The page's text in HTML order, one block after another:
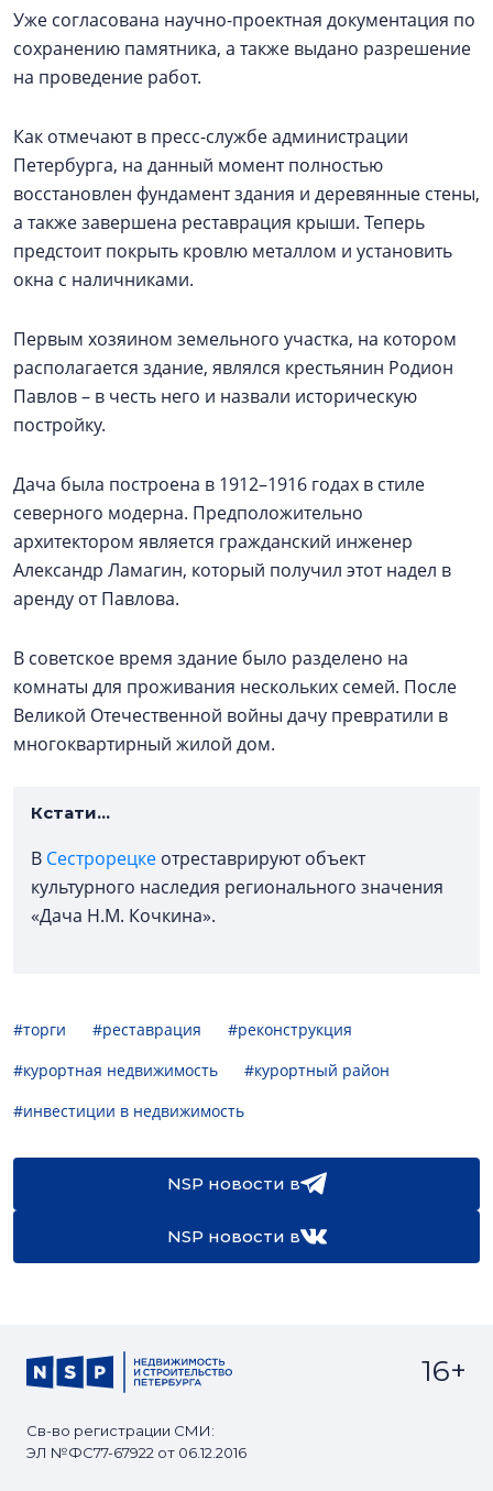
Уже согласована научно-проектная документация по
сохранению памятника, а также выдано разрешение
на проведение работ.
Как отмечают в пресс-службе администрации
Петербурга, на данный момент полностью
восстановлен фундамент здания и деревянные стены,
а также завершена реставрация крыши. Теперь
предстоит покрыть кровлю металлом и установить
окна с наличниками.
Первым хозяином земельного участка, на котором
располагается здание, являлся крестьянин Родион
Павлов – в честь него и назвали историческую
постройку.
Дача была построена в 1912–1916 годах в стиле
северного модерна. Предположительно
архитектором является гражданский инженер
Александр Ламагин, который получил этот надел в
аренду от Павлова.
В советское время здание было разделено на
комнаты для проживания нескольких семей. После
Великой Отечественной войны дачу превратили в
многоквартирный жилой дом.
Кстати...
В Сестрорецке отреставрируют объект
культурного наследия регионального значения
«Дача Н.М. Кочкина».
#торги #реставрация
#реконструкция
#курортная недвижимость
#курортный район
#инвестиции в недвижимость
NSP новости в
NSP новости в
Св-во регистрации СМИ:
ЭЛ №ФС77-67922 от 06.12.2016
16+